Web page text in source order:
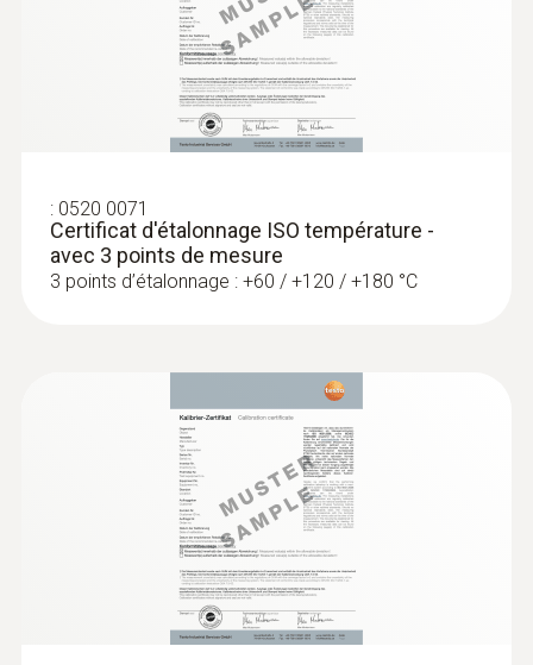
Connecteur thermocouple
:0563 1080
testo 108 - Thermomètre alimentaire
117,00 €
: 0520 0071
Certificat d'étalonnage ISO température -
avec 3 points de mesure
3 points d’étalonnage : +60 / +120 / +180 °C